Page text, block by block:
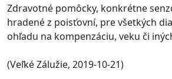
Zdravotné pomôcky, konkrétne
hradené z poisťovní, pre všetkých
ohľadu na kompenzáciu, veku či
(Veľké Zálužie, 2019-10-21)